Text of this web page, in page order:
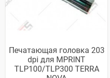
Печатающая головка 203
dpi для MPRINT
TLP100/TLP300 TERRA